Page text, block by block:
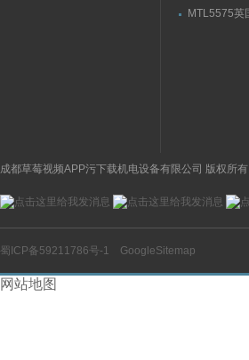
件一览
MTL5575英
成都草莓视频APP污下载机电设备有限公司 版权所有
蜀ICP备59211786号-1 GoogleSitemap
网站地图